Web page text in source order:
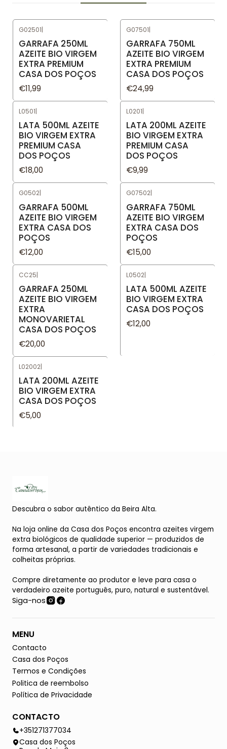
G02501|
GARRAFA 250ML
AZEITE BIO VIRGEM
EXTRA PREMIUM
CASA DOS POÇOS
€11,99
G07501|
GARRAFA 750ML
AZEITE BIO VIRGEM
EXTRA PREMIUM
CASA DOS POÇOS
€24,99
L0501|
LATA 500ML AZEITE
BIO VIRGEM EXTRA
PREMIUM CASA
DOS POÇOS
€18,00
L0201|
LATA 200ML AZEITE
BIO VIRGEM EXTRA
PREMIUM CASA
DOS POÇOS
€9,99
G0502|
GARRAFA 500ML
AZEITE BIO VIRGEM
EXTRA CASA DOS
POÇOS
€12,00
G07502|
GARRAFA 750ML
AZEITE BIO VIRGEM
EXTRA CASA DOS
POÇOS
€15,00
CC25|
GARRAFA 250ML
AZEITE BIO VIRGEM
EXTRA
MONOVARIETAL
CASA DOS POÇOS
€20,00
L0502|
LATA 500ML AZEITE
BIO VIRGEM EXTRA
CASA DOS POÇOS
€12,00
L02002|
LATA 200ML AZEITE
BIO VIRGEM EXTRA
CASA DOS POÇOS
€5,00
Descubra o sabor autêntico da Beira Alta.
Na loja online da Casa dos Poços encontra azeites virgem
extra biológicos de qualidade superior — produzidos de
forma artesanal, a partir de variedades tradicionais e
colheitas próprias.
Compre diretamente ao produtor e leve para casa o
verdadeiro azeite português, puro, natural e sustentável.
Siga-nos
MENU
Contacto
Casa dos Poços
Termos e Condições
Politica de reembolso
Política de Privacidade
CONTACTO
+351271377034
Casa dos Poços